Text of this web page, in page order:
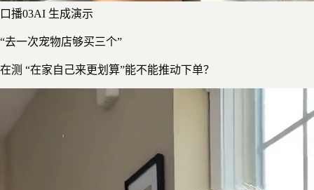
口播03AI 生成演示
“去一次宠物店够买三个”
在测 “在家自己来更划算”能不能推动下单？